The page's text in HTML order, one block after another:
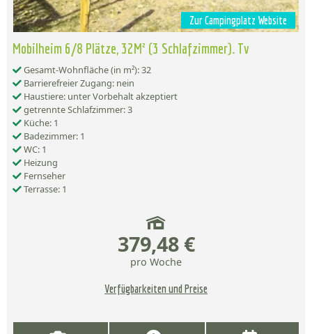
Zur Campingplatz Website
Mobilheim 6/8 Plätze, 32M² (3 Schlafzimmer). Tv
Gesamt-Wohnfläche (in m²): 32
Barrierefreier Zugang: nein
Haustiere: unter Vorbehalt akzeptiert
getrennte Schlafzimmer: 3
Küche: 1
Badezimmer: 1
WC: 1
Heizung
Fernseher
Terrasse: 1
379,48 €
pro Woche
Verfügbarkeiten und Preise